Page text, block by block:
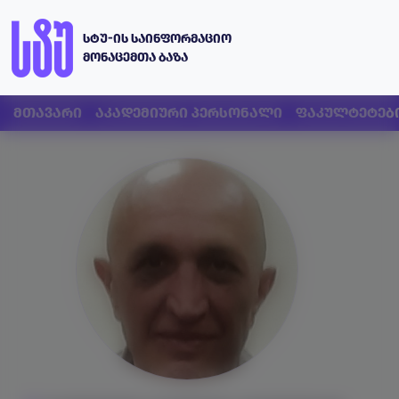
სტუ-ის საინფორმაციო
მონაცემთა ბაზა
მთავარი აკადემიური პერსონალი